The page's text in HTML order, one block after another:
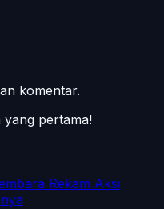
komentar.
yang pertama!
Rekam Aksi